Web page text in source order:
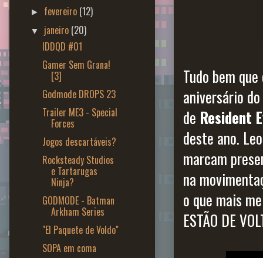
Tudo bem
aniversário
de Resident
deste ano.
marcam
na
o que mais
ESTÃO DE
► fevereiro (12)
▼ janeiro (20)
IDDQD #01
Gamer Sem Grana!
[3]
Godmode DROPS 23
Trailer ME3 - Special
Forces
Jogos descartáveis?
Rocksteady Studios
e Tartarugas
Ninja?
GODMODE - Batman
Arkham Series
"El Paquete de Voldo"
SOPA em coma